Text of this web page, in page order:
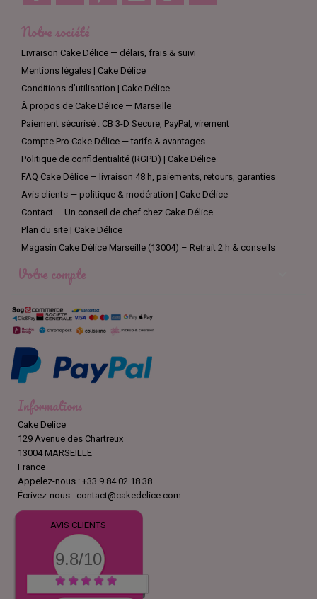
Notre société
Livraison Cake Délice — délais, frais & suivi
Mentions légales | Cake Délice
Conditions d’utilisation | Cake Délice
À propos de Cake Délice — Marseille
Paiement sécurisé : CB 3-D Secure, PayPal, virement
Compte Pro Cake Délice — tarifs & avantages
Politique de confidentialité (RGPD) | Cake Délice
FAQ Cake Délice – livraison 48 h, paiements, retours, garanties
Avis clients — politique & modération | Cake Délice
Contact — Un conseil de chef chez Cake Délice
Plan du site | Cake Délice
Magasin Cake Délice Marseille (13004) – Retrait 2 h & conseils
Votre compte
Informations
Cake Delice
129 Avenue des Chartreux
13004 MARSEILLE
France
Appelez-nous : +33 9 84 02 18 38
Écrivez-nous : contact@cakedelice.com
AVIS CLIENTS
9.8/10